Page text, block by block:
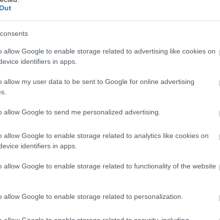
allow Google to enable storage related to advertising like cookies on
identifiers in apps.
allow my user data to be sent to Google for online advertising
allow Google to send me personalized advertising.
allow Google to enable storage related to analytics like cookies on
identifiers in apps.
allow Google to enable storage related to functionality of the website
allow Google to enable storage related to personalization.
sklo, kov či mramor, nezaostávajú ani
vás očaria okrúhle, šesťuholníkové
mieste kuchynskej zásteny môžu
si prídu na svoje pri na prvý
obkladoch, na ktoré stačí zasvietiť v
rukou a odhalia sa vám umelecké vzory
Môj dom Špeciál 02/2026